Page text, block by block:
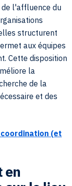
l'affluence du
structurent
aux équipes
Cette disposition
la
de la
et des
(et
en